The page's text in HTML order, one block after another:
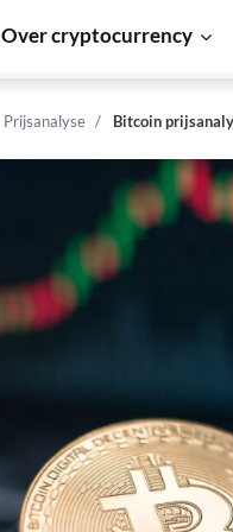
Over cryptocurrency
Prijsanalyse Bitcoin